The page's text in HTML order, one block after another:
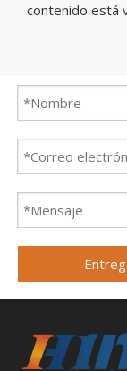
contenido está